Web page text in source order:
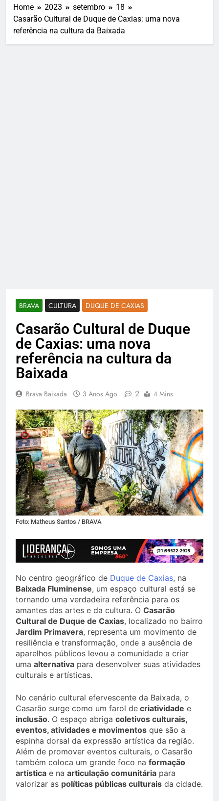
Home 2023 setembro
18
Casarão Cultural de Duque de Caxias: uma nova
referência na cultura da Baixada
BRAVA CULTURA DUQUE DE CAXIAS
Casarão Cultural de Duque
de Caxias: uma nova
referência na cultura da
Baixada
Brava Baixada 3 Anos Ago 2 4 Mins
Foto: Matheus Santos / BRAVA
No centro geográfico de Duque de Caxias, na
Baixada Fluminense, um espaço cultural está se
tornando uma verdadeira referência para os
amantes das artes e da cultura. O Casarão
Cultural de Duque de Caxias, localizado no bairro
Jardim Primavera, representa um movimento de
resiliência e transformação, onde a ausência de
aparelhos públicos levou a comunidade a criar
uma alternativa para desenvolver suas atividades
culturais e artísticas.
No cenário cultural efervescente da Baixada, o
Casarão surge como um farol de criatividade e
inclusão. O espaço abriga coletivos culturais,
eventos, atividades e movimentos que são a
espinha dorsal da expressão artística da região.
Além de promover eventos culturais, o Casarão
também coloca um grande foco na formação
artística e na articulação comunitária para
valorizar as políticas públicas culturais da cidade.